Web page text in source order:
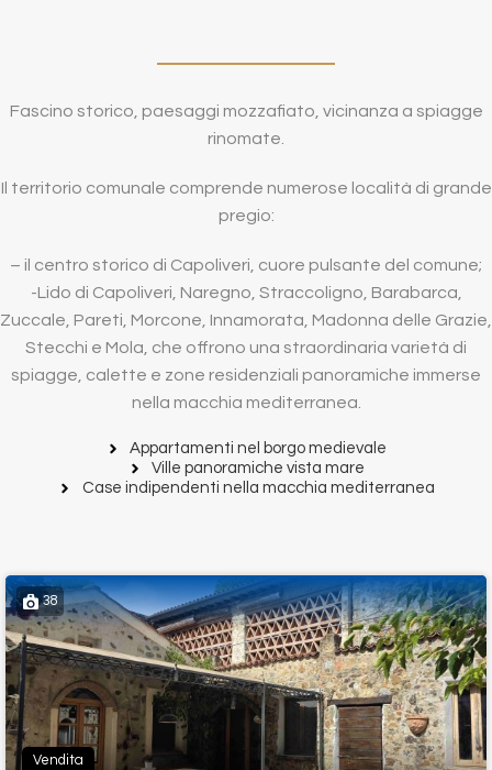
Fascino storico, paesaggi mozzafiato, vicinanza a spiagge
rinomate.
Il territorio comunale comprende numerose località di grande
pregio:
– il centro storico di Capoliveri, cuore pulsante del comune;
-Lido di Capoliveri, Naregno, Straccoligno, Barabarca,
Zuccale, Pareti, Morcone, Innamorata, Madonna delle Grazie,
Stecchi e Mola, che offrono una straordinaria varietà di
spiagge, calette e zone residenziali panoramiche immerse
nella macchia mediterranea.
Appartamenti nel borgo medievale
Ville panoramiche vista mare
Case indipendenti nella macchia mediterranea
38
Vendita